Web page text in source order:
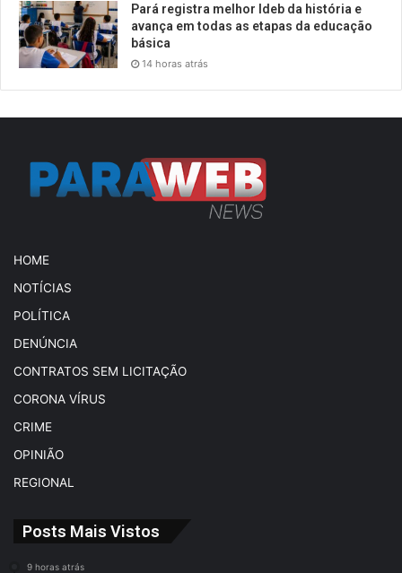
Pará registra melhor Ideb da história e
avança em todas as etapas da educação
básica
14 horas atrás
HOME
NOTÍCIAS
POLÍTICA
DENÚNCIA
CONTRATOS SEM LICITAÇÃO
CORONA VÍRUS
CRIME
OPINIÃO
REGIONAL
Posts Mais Vistos
9 horas atrás